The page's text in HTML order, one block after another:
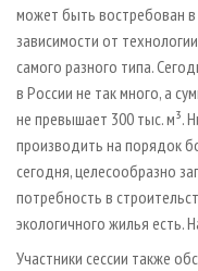
может быть востребован
зависимости от
самого разного типа.
в России не так много, а
не превышает 300 тыс. м³.
производить на порядок
сегодня, целесообразно
потребность в
экологичного жилья есть.
Участники сессии также